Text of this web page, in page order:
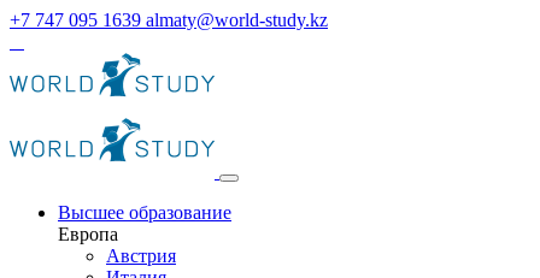
+7 747 095 1639 almaty@world-study.kz
Высшее образование
Европа
Австрия